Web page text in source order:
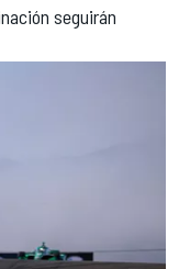
seguirán